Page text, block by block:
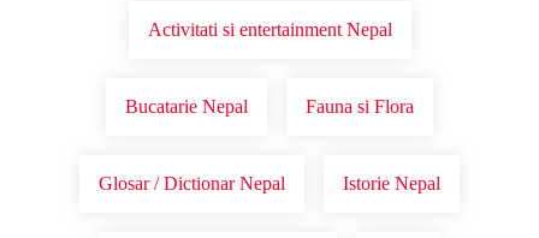
Activitati si entertainment Nepal
Bucatarie Nepal Fauna si Flora
Glosar / Dictionar Nepal Istorie Nepal